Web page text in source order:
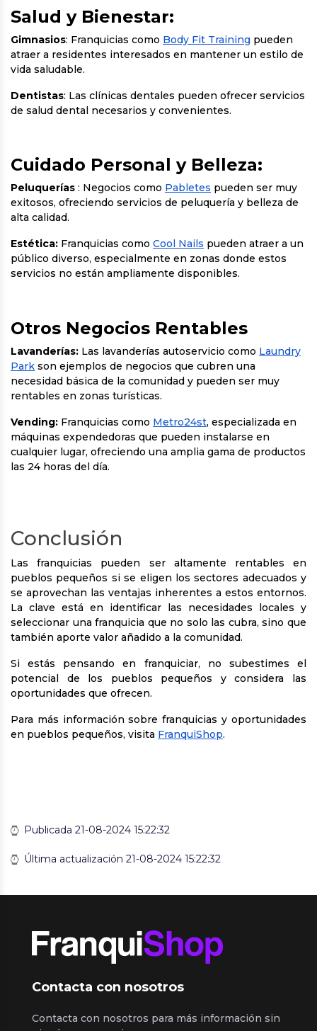
Salud y Bienestar:
Gimnasios: Franquicias como Body Fit Training pueden
atraer a residentes interesados en mantener un estilo de
vida saludable.
Dentistas: Las clínicas dentales pueden ofrecer servicios
de salud dental necesarios y convenientes.
Cuidado Personal y Belleza:
Peluquerías : Negocios como Pabletes pueden ser muy
exitosos, ofreciendo servicios de peluquería y belleza de
alta calidad.
Estética: Franquicias como Cool Nails pueden atraer a un
público diverso, especialmente en zonas donde estos
servicios no están ampliamente disponibles.
Otros Negocios Rentables
Lavanderías: Las lavanderías autoservicio como Laundry
Park son ejemplos de negocios que cubren una
necesidad básica de la comunidad y pueden ser muy
rentables en zonas turísticas.
Vending: Franquicias como Metro24st, especializada en
máquinas expendedoras que pueden instalarse en
cualquier lugar, ofreciendo una amplia gama de productos
las 24 horas del día.
Conclusión
Las franquicias pueden ser altamente rentables en
pueblos pequeños si se eligen los sectores adecuados y
se aprovechan las ventajas inherentes a estos entornos.
La clave está en identificar las necesidades locales y
seleccionar una franquicia que no solo las cubra, sino que
también aporte valor añadido a la comunidad.
Si estás pensando en franquiciar, no subestimes el
potencial de los pueblos pequeños y considera las
oportunidades que ofrecen.
Para más información sobre franquicias y oportunidades
en pueblos pequeños, visita FranquiShop.
Publicada 21-08-2024 15:22:32
Última actualización 21-08-2024 15:22:32
Contacta con nosotros
Contacta con nosotros para más información sin